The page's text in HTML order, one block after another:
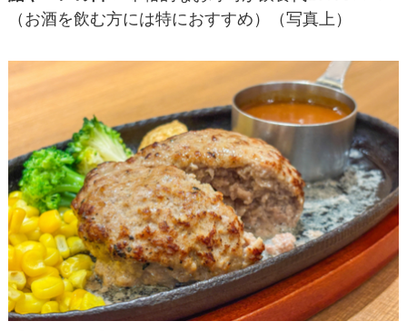
（お酒を飲む方には特におすすめ）（写真上）